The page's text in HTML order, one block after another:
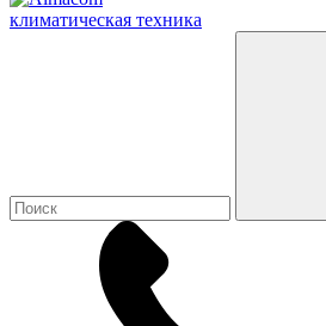
климатическая техника